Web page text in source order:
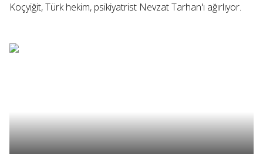
Koçyiğit, Türk hekim, psikiyatrist Nevzat Tarhan'ı ağırlıyor.